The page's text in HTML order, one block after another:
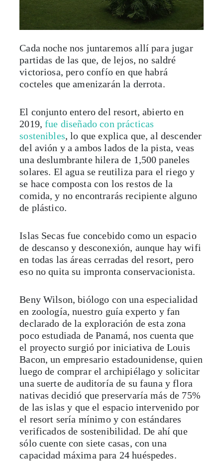
Cada noche nos juntaremos allí para jugar
partidas de las que, de lejos, no saldré
victoriosa, pero confío en que habrá
cocteles que amenizarán la derrota.
El conjunto entero del resort, abierto en
2019,fue diseñado con prácticas
sostenibles, lo que explica que, al descender
del avión y a ambos lados de la pista, veas
una deslumbrante hilera de 1,500 paneles
solares. El agua se reutiliza para el riego y
se hace composta con los restos de la
comida, y no encontrarás recipiente alguno
de plástico.
Islas Secas fue concebido como un espacio
de descanso y desconexión, aunque hay wifi
en todas las áreas cerradas del resort, pero
eso no quita su impronta conservacionista.
Beny Wilson, biólogo con una especialidad
en zoología, nuestro guía experto y fan
declarado de la exploración de esta zona
poco estudiada de Panamá, nos cuenta que
el proyecto surgió por iniciativa de Louis
Bacon, un empresario estadounidense, quien
luego de comprar el archipiélago y solicitar
una suerte de auditoría de su fauna y flora
nativas decidió que preservaría más de 75%
de las islas y que el espacio intervenido por
el resort sería mínimo y con estándares
verificados de sostenibilidad. De ahí que
sólo cuente con siete casas, con una
capacidad máxima para 24 huéspedes.